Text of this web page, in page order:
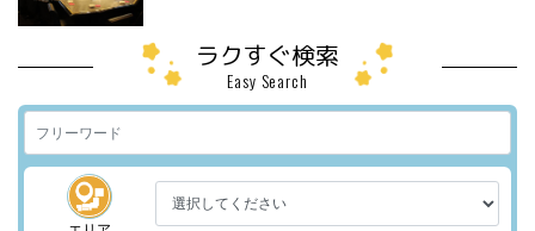
ラクすぐ検索
Easy Search